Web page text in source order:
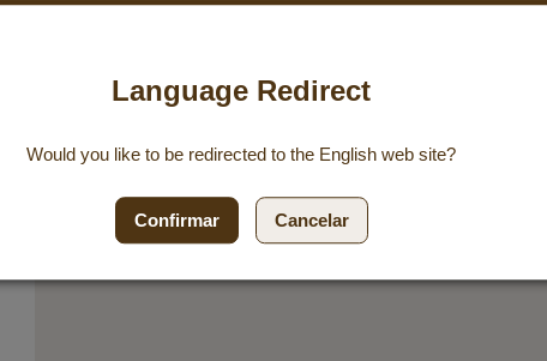
Language Redirect
Would you like to be redirected to the English web site?
Confirmar Cancelar